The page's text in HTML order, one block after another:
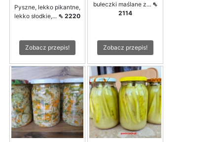
Pyszne, lekko pikantne,
lekko słodkie,... ⇖ 2220
Zobacz przepis!
bułeczki maślane z... ⇖
2114
Zobacz przepis!